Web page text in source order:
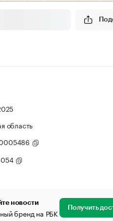
область
новости
бренд на РБК Получить